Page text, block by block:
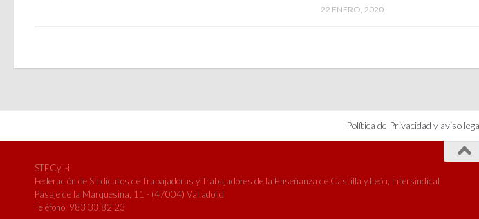
22 ENERO, 2020
Política de Privacidad y aviso
STECyL-i
Federación de Sindicatos de Trabajadoras y Trabajadores de la Enseñanza de Castilla y León, intersindical
Pasaje de la Marquesina, 11 - (47004) Valladolid
Teléfono: 983 33 82 23